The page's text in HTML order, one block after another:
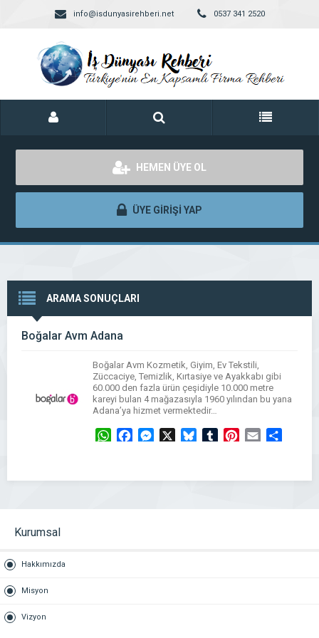
info@isdunyasirehberi.net 0537 341 2520
HEMEN ÜYE OL
ÜYE GİRİŞİ YAP
ARAMA SONUÇLARI
Boğalar Avm Adana
Boğalar Avm Kozmetik, Giyim, Ev Tekstili,
Züccaciye, Temizlik, Kırtasiye ve Ayakkabı gibi
60.000 den fazla ürün çeşidiyle 10.000 metre
kareyi bulan 4 mağazasıyla 1960 yılından bu yana
Adana’ya hizmet vermektedir…
WhatsAppFacebookMessengerBlueskyTumblrPinterest
Email
Kurumsal
Hakkımızda
Misyon
Vizyon